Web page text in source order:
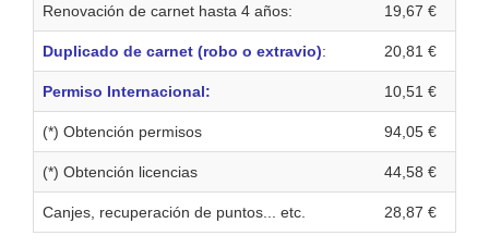
Renovación de carnet hasta 4 años: 19,67 €
Duplicado de carnet (robo o extravio): 20,81 €
Permiso Internacional: 10,51 €
(*) Obtención permisos 94,05 €
(*) Obtención licencias 44,58 €
Canjes, recuperación de puntos... etc. 28,87 €